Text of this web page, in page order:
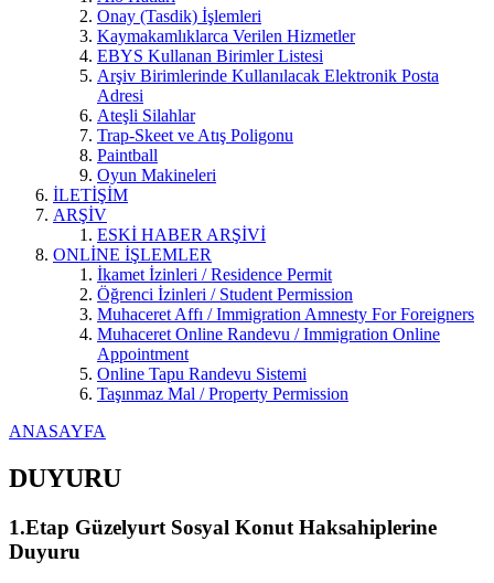
Onay (Tasdik) İşlemleri
Kaymakamlıklarca Verilen Hizmetler
EBYS Kullanan Birimler Listesi
Arşiv Birimlerinde Kullanılacak Elektronik Posta
Adresi
Ateşli Silahlar
Trap-Skeet ve Atış Poligonu
Paintball
Oyun Makineleri
İLETİŞİM
ARŞİV
ESKİ HABER ARŞİVİ
ONLİNE İŞLEMLER
İkamet İzinleri / Residence Permit
Öğrenci İzinleri / Student Permission
Muhaceret Affı / Immigration Amnesty For Foreigners
Muhaceret Online Randevu / Immigration Online
Appointment
Online Tapu Randevu Sistemi
Taşınmaz Mal / Property Permission
ANASAYFA
DUYURU
1.Etap Güzelyurt Sosyal Konut Haksahiplerine
Duyuru